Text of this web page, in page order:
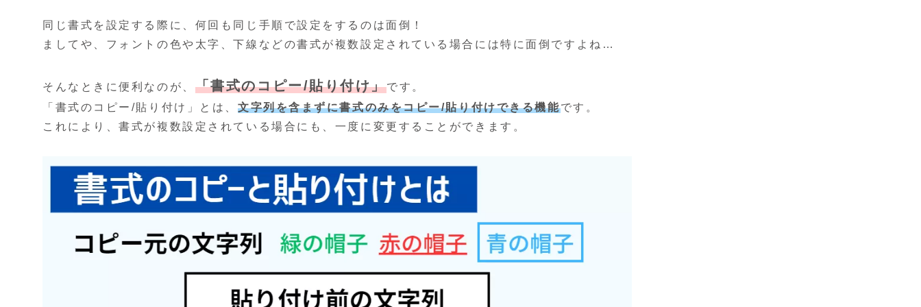
同じ書式を設定する際に、何回も同じ手順で設定をするのは面倒！
ましてや、フォントの色や太字、下線などの書式が複数設定されている場合には特に面倒ですよね…
そんなときに便利なのが、 「書式のコピー/貼り付け」です。
「書式のコピー/貼り付け」とは、 文字列を含まずに書式のみをコピー/貼り付けできる機能です。
これにより、書式が複数設定されている場合にも、一度に変更することができます。